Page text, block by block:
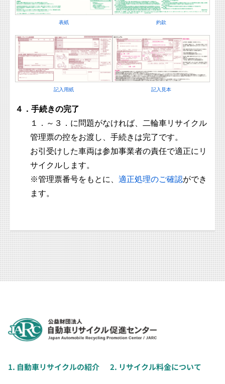
表紙 約款
記入用紙 記入見本
４．手続きの完了
１．～３．に問題がなければ、二輪車リサイクル
管理票の控をお渡し、手続きは完了です。
お引受けした車両は参加事業者の責任で適正にリ
サイクルします。
※管理票番号をもとに、 適正処理のご確認ができ
ます。
1. 自動車リサイクルの紹介 2. リサイクル料金について